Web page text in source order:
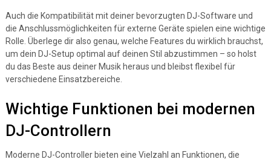
Auch die Kompatibilität mit deiner bevorzugten DJ-Software und
die Anschlussmöglichkeiten für externe Geräte spielen eine wichtige
Rolle. Überlege dir also genau, welche Features du wirklich brauchst,
um dein DJ-Setup optimal auf deinen Stil abzustimmen – so holst
du das Beste aus deiner Musik heraus und bleibst flexibel für
verschiedene Einsatzbereiche.
Wichtige Funktionen bei modernen
DJ-Controllern
Moderne DJ-Controller bieten eine Vielzahl an Funktionen, die